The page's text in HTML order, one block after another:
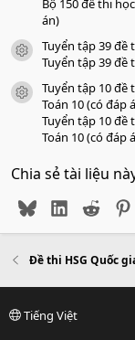
Bộ 150 đề thi
án)
icon tài liệu
Tuyển tập 39 đề
Tuyển tập 39 đề
icon tài liệu
Tuyển tập 10
Toán 10 (có đáp
Tuyển tập 10
Toán 10 (có đáp
Chia sẻ tài liệu
BlueskyLinkedIn
Reddit
Đề thi HSG Quốc
Tiếng Việt